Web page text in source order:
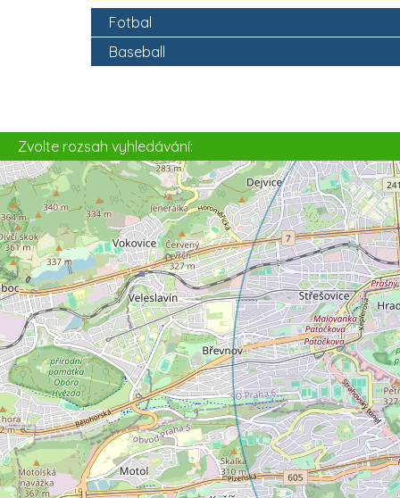
Fotbal
Baseball
Zvolte rozsah vyhledávání: